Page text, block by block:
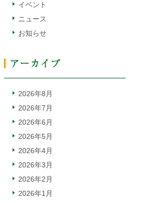
イベント
ニュース
お知らせ
2026年8月
2026年7月
2026年6月
2026年5月
2026年4月
2026年3月
2026年2月
2026年1月